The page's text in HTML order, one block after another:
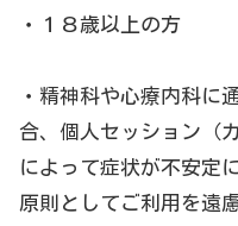
・１８歳以上の方
・精神科や心療内科に
合、個人セッション（
によって症状が不安定
原則としてご利用を遠